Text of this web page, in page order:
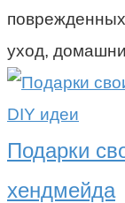
уход,
DIY идеи
Подарки
хендмейда